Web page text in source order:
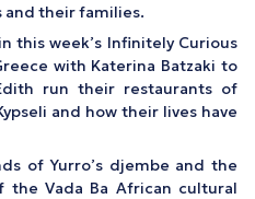
their families.
in this week’s Infinitely Curious
with Katerina Batzaki to
run their restaurants of
and how their lives have
of Yurro’s djembe and the
the Vada Ba African cultural